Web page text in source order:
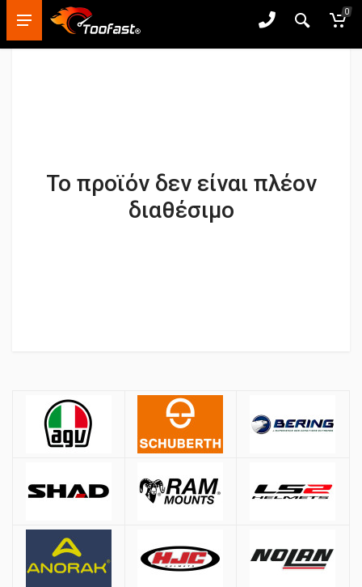
0
Το προϊόν δεν είναι πλέον
διαθέσιμο